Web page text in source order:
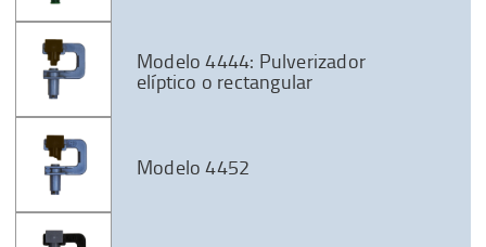
Modelo 4444: Pulverizador
elíptico o rectangular
Modelo 4452